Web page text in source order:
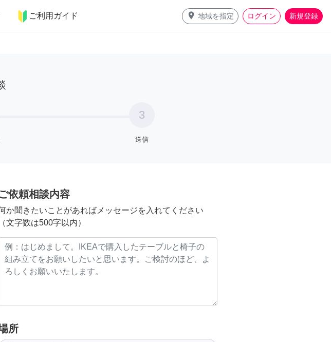
ご利用ガイド place 地域を指定 ログイン 新規登録
ペット 料理
3
送信
依頼相談内容
か聞きたいことがあればメッセージを入れてください
（文字数は500字以内）
所